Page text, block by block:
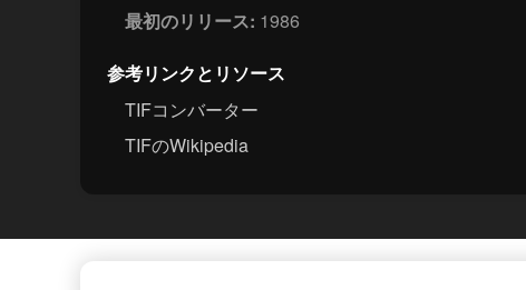
最初のリリース: 1986
参考リンクとリソース
TIFコンバーター
TIFのWikipedia